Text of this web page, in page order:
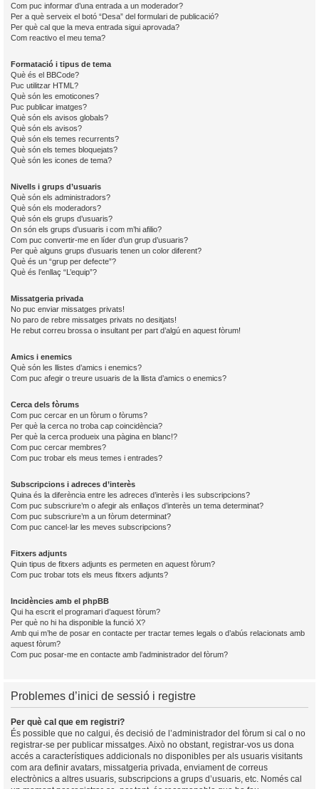
Com puc informar d’una entrada a un moderador?
Per a què serveix el botó “Desa” del formulari de publicació?
Per què cal que la meva entrada sigui aprovada?
Com reactivo el meu tema?
Formatació i tipus de tema
Què és el BBCode?
Puc utilitzar HTML?
Què són les emoticones?
Puc publicar imatges?
Què són els avisos globals?
Què són els avisos?
Què són els temes recurrents?
Què són els temes bloquejats?
Què són les icones de tema?
Nivells i grups d’usuaris
Què són els administradors?
Què són els moderadors?
Què són els grups d’usuaris?
On són els grups d’usuaris i com m’hi afilio?
Com puc convertir-me en líder d’un grup d’usuaris?
Per què alguns grups d’usuaris tenen un color diferent?
Què és un “grup per defecte”?
Què és l’enllaç “L’equip”?
Missatgeria privada
No puc enviar missatges privats!
No paro de rebre missatges privats no desitjats!
He rebut correu brossa o insultant per part d’algú en aquest fòrum!
Amics i enemics
Què són les llistes d’amics i enemics?
Com puc afegir o treure usuaris de la llista d’amics o enemics?
Cerca dels fòrums
Com puc cercar en un fòrum o fòrums?
Per què la cerca no troba cap coincidència?
Per què la cerca produeix una pàgina en blanc!?
Com puc cercar membres?
Com puc trobar els meus temes i entrades?
Subscripcions i adreces d’interès
Quina és la diferència entre les adreces d’interès i les subscripcions?
Com puc subscriure’m o afegir als enllaços d’interès un tema determinat?
Com puc subscriure’m a un fòrum determinat?
Com puc cancel·lar les meves subscripcions?
Fitxers adjunts
Quin tipus de fitxers adjunts es permeten en aquest fòrum?
Com puc trobar tots els meus fitxers adjunts?
Incidències amb el phpBB
Qui ha escrit el programari d’aquest fòrum?
Per què no hi ha disponible la funció X?
Amb qui m’he de posar en contacte per tractar temes legals o d’abús relacionats amb
aquest fòrum?
Com puc posar-me en contacte amb l’administrador del fòrum?
Problemes d’inici de sessió i registre
Per què cal que em registri?
És possible que no calgui, és decisió de l’administrador del fòrum si cal o no
registrar-se per publicar missatges. Això no obstant, registrar-vos us dona
accés a característiques addicionals no disponibles per als usuaris visitants
com ara definir avatars, missatgeria privada, enviament de correus
electrònics a altres usuaris, subscripcions a grups d’usuaris, etc. Només cal